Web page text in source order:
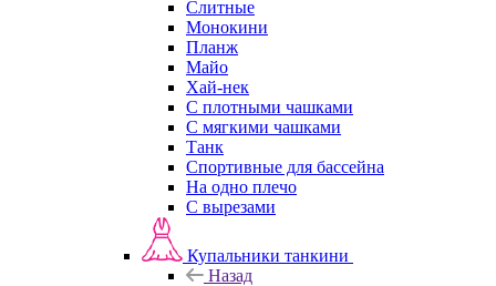
Слитные
Монокини
Планж
Майо
Хай-нек
С плотными чашками
С мягкими чашками
Танк
Спортивные для бассейна
На одно плечо
С вырезами
Купальники танкини
Назад